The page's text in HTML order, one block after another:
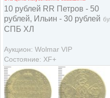
10 рублей RR Петров - 50
рублей, Ильин - 30 рублей
СПБ ХЛ
Аукцион: Wolmar VIP
Состояние: XF+